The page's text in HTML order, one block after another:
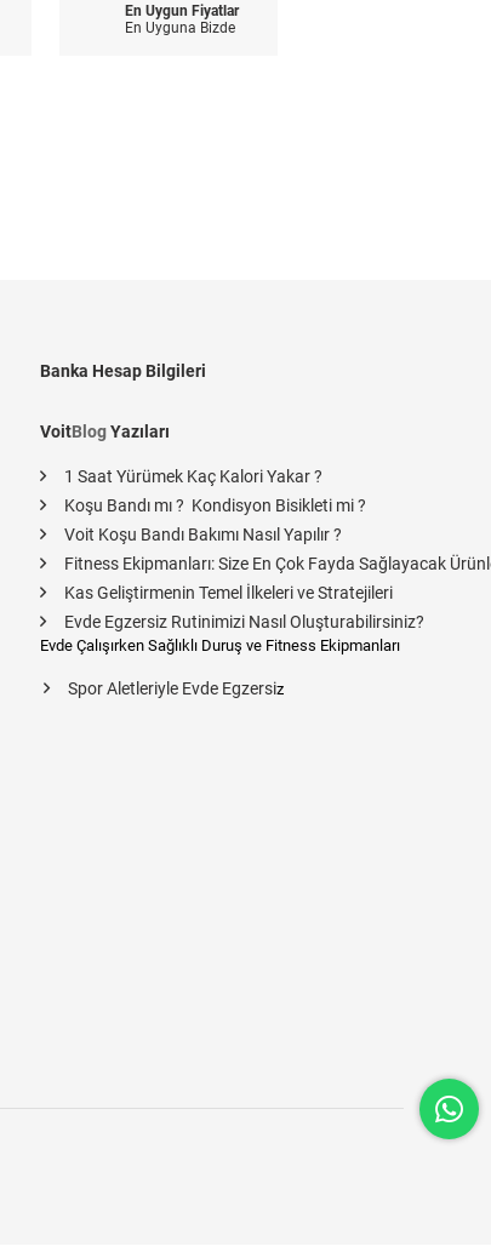
En Uygun Fiyatlar
En Uyguna Bizde
Banka Hesap Bilgileri
VoitBlogYazıları
1 Saat Yürümek Kaç Kalori Yakar ?
Koşu Bandı mı ? Kondisyon Bisikleti mi ?
Voit Koşu Bandı Bakımı Nasıl Yapılır ?
Fitness Ekipmanları: Size En Çok Fayda Sağlayacak
Kas Geliştirmenin Temel İlkeleri ve Stratejileri
Evde Egzersiz Rutinimizi Nasıl Oluşturabilirsiniz?
Evde Çalışırken Sağlıklı Duruş ve Fitness Ekipmanları
Spor Aletleriyle Evde Egzersiz